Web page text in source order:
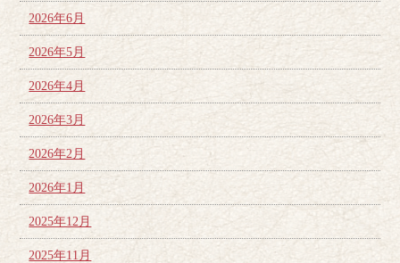
2026年6月
2026年5月
2026年4月
2026年3月
2026年2月
2026年1月
2025年12月
2025年11月